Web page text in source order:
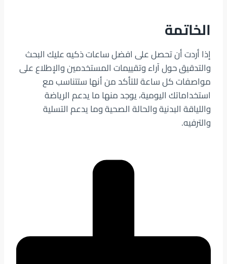
الخاتمة
إذا أردت أن تحصل على افضل ساعات ذكيه عليك البحث
والتدقيق حول آراء وتقييمات المستخدمين والإطلاع على
مواصفات كل ساعة للتأكد من أنها ستتناسب مع
استخداماتك اليومية، يوجد منها ما يدعم الرياضة
واللياقة البدنية والحالة الصحية وما يدعم التسلية
والترفيه.